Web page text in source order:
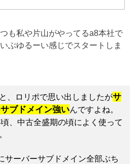
も私や片山がやってるa8本社で
ぶゆるーい感じでスタートしま
、ロリポで思い出しましたがサ
ブドメイン強いんですよね。
、中古全盛期の頃によく使って
サーバーサブドメイン全部ぶち